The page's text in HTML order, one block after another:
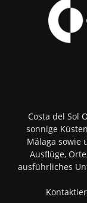
Costa del Sol
sonnige
Málaga sowie
Ausflüge,
ausführliches